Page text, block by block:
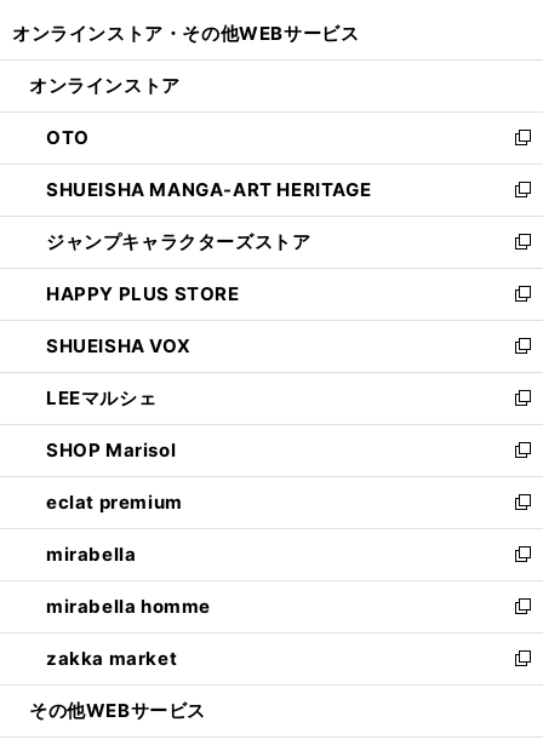
開
ン
ウ
で
開
く
ウ
ン
ド
ウ
で
開
く
オンラインストア・ その他WEBサービス
オンラインストア
OTO
新
し
い
ウ
ィ
ン
ド
ウ
で
開
く
SHUEISHA MANGA-ART HERITAGE
新
し
い
ウ
ィ
ン
ド
ウ
で
開
く
ジャンプキャラクターズストア
新
し
い
ウ
ィ
ン
ド
ウ
で
開
く
HAPPY PLUS STORE
新
し
い
ウ
ィ
ン
ド
ウ
で
開
く
SHUEISHA VOX
新
し
い
ウ
ィ
ン
ド
ウ
で
開
く
LEEマルシェ
新
し
い
ウ
ィ
ン
ド
ウ
で
開
く
SHOP Marisol
新
し
い
ウ
ィ
ン
ド
ウ
で
開
eclat premium
新
し
い
ウ
ィ
ン
ド
ウ
開
mirabella
新
し
い
ウ
ィ
ン
ウ
mirabella homme
新
し
い
ウ
ン
zakka market
新
し
ウ
その他WEBサービス